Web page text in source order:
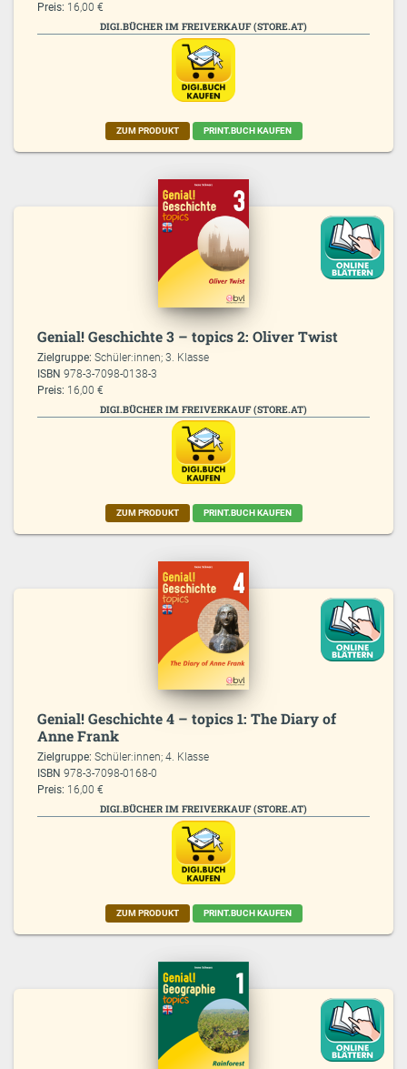
Preis: 16,00 €
DIGI.BÜCHER IM FREIVERKAUF (STORE.AT)
ZUM PRODUKT PRINT.BUCH KAUFEN
Genial! Geschichte 3 – topics 2: Oliver Twist
Zielgruppe:Schüler:innen; 3. Klasse
ISBN978-3-7098-0138-3
Preis: 16,00 €
DIGI.BÜCHER IM FREIVERKAUF (STORE.AT)
ZUM PRODUKT PRINT.BUCH KAUFEN
Genial! Geschichte 4 – topics 1: The Diary of
Anne Frank
Zielgruppe:Schüler:innen; 4. Klasse
ISBN978-3-7098-0168-0
Preis: 16,00 €
DIGI.BÜCHER IM FREIVERKAUF (STORE.AT)
ZUM PRODUKT PRINT.BUCH KAUFEN